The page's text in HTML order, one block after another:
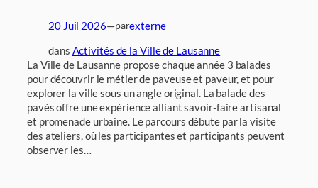
20 Juil 2026—parexterne
dans Activités de la Ville de Lausanne
La Ville de Lausanne propose chaque année 3 balades
pour découvrir le métier de paveuse et paveur, et pour
explorer la ville sous un angle original. La balade des
pavés offre une expérience alliant savoir-faire artisanal
et promenade urbaine. Le parcours débute par la visite
des ateliers, où les participantes et participants peuvent
observer les…